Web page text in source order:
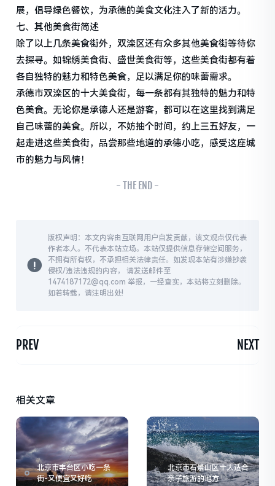
展，倡导绿色餐饮，为承德的美食文化注入了新的活力。
七、其他美食街简述
除了以上几条美食街外，双滦区还有众多其他美食街等待你
去探寻。如锦绣美食街、盛世美食街等，这些美食街都有着
各自独特的魅力和特色美食，足以满足你的味蕾需求。
承德市双滦区的十大美食街，每一条都有其独特的魅力和特
色美食。无论你是承德人还是游客，都可以在这里找到满足
自己味蕾的美食。所以，不妨抽个时间，约上三五好友，一
起走进这些美食街，品尝那些地道的承德小吃，感受这座城
市的魅力与风情！
- THE END -
版权声明：本文内容由互联网用户自发贡献，该文观点仅代表
作者本人。不代表本站立场。本站仅提供信息存储空间服务，
不拥有所有权，不承担相关法律责任。如发现本站有涉嫌抄袭
侵权/违法违规的内容， 请发送邮件至
1474187172@qq.com 举报，一经查实，本站将立刻删除。
如若转载，请注明出处!
PREV NEXT
相关文章
北京市丰台区小吃一条
街-又便宜又好吃
北京市石景山区十大适合
亲子旅游的地方